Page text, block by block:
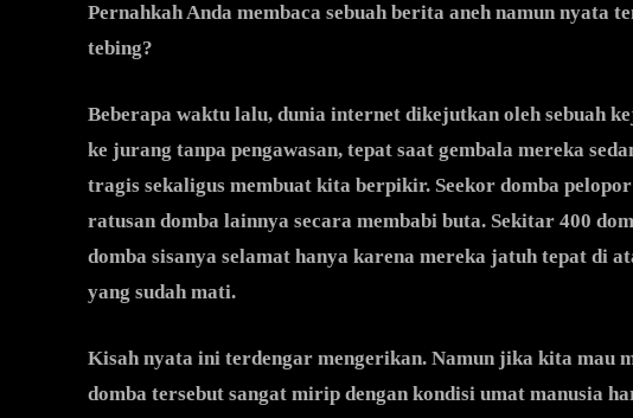
Pernahkah Anda membaca sebuah berita aneh namun nyata
tebing?
Beberapa waktu lalu, dunia internet dikejutkan oleh sebuah
ke jurang tanpa pengawasan, tepat saat gembala mereka
tragis sekaligus membuat kita berpikir. Seekor domba
ratusan domba lainnya secara membabi buta. Sekitar 400
domba sisanya selamat hanya karena mereka jatuh tepat di
yang sudah mati.
Kisah nyata ini terdengar mengerikan. Namun jika kita mau
domba tersebut sangat mirip dengan kondisi umat manusia